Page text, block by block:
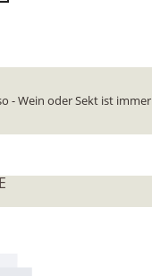
- Wein oder Sekt ist